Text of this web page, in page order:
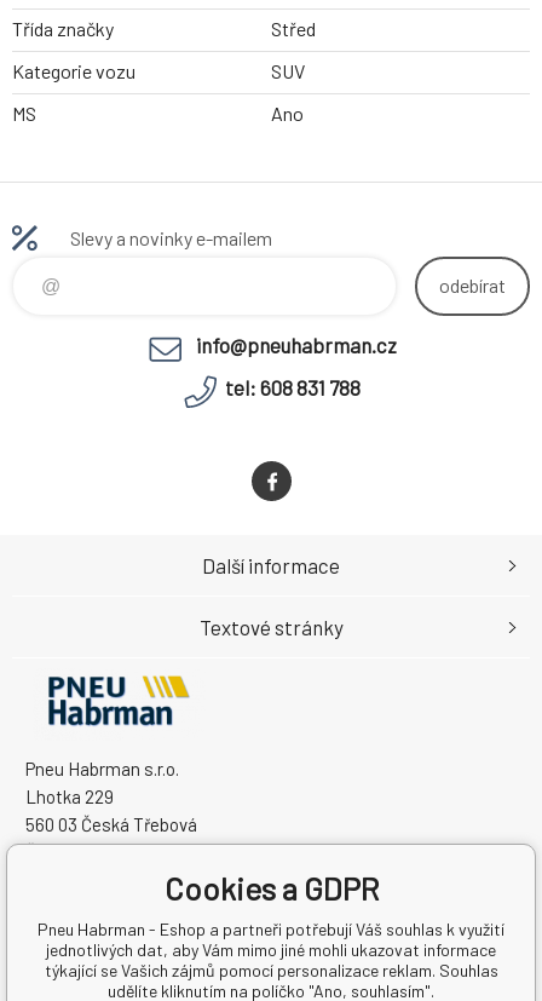
Třída značky
Střed
Kategorie vozu
SUV
MS
Ano
Slevy a novinky e-mailem
odebírat
info@pneuhabrman.cz
tel: 608 831 788
Pneu Habrman s.r.o.
Lhotka 229
560 03 Česká Třebová
Česká Republika
Další informace
Textové stránky
Cookies a GDPR
Pneu Habrman - Eshop a partneři potřebují Váš souhlas k využití
jednotlivých dat, aby Vám mimo jiné mohli ukazovat informace
týkající se Vašich zájmů pomocí personalizace reklam. Souhlas
udělíte kliknutím na políčko "Ano, souhlasím".